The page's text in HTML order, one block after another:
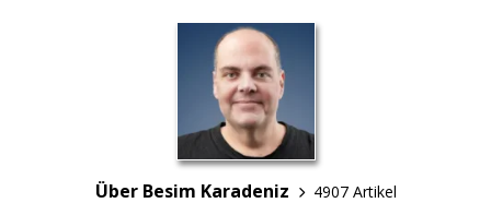
Über Besim Karadeniz
4907 Artikel